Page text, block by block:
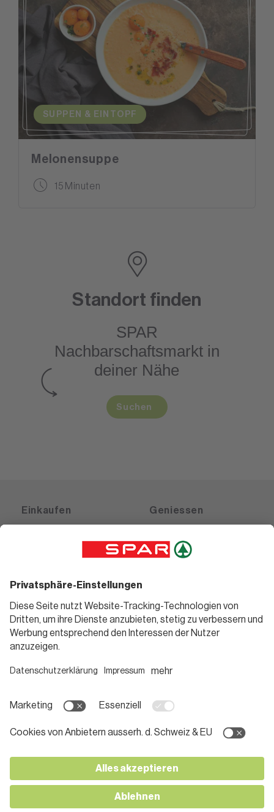
SUPPEN & EINTOPF
Melonensuppe
15 Minuten
Standort finden
SPAR
Nachbarschaftsmarktin
deiner Nähe
Suchen
Einkaufen
Gutscheine
Geniessen
Weinwelt
Bierwelt
Informieren
Teilnahmebedingungen
Pressemitteilungen
Karriere bei SPAR
Kontakt
Folge uns